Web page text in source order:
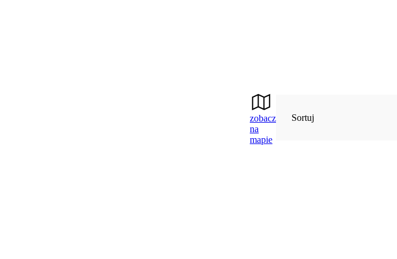
zobacz
na
mapie
Sortuj